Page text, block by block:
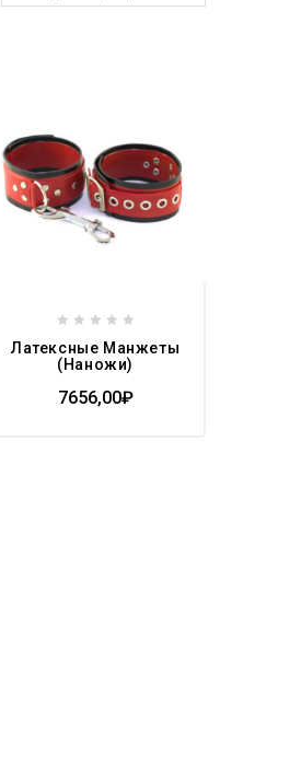
out
of
5
Латексные Манжеты
(наножи)
7656,00₽